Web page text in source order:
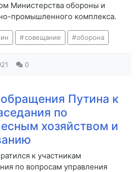
Министерства обороны и
промышленного комплекса.
совещание оборона
0
Путина к
по
хозяйством и
к участникам
по вопросам управления